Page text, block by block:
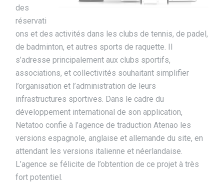
des
réservati
ons et des activités dans les clubs de tennis, de padel,
de badminton, et autres sports de raquette. Il
s’adresse principalement aux clubs sportifs,
associations, et collectivités souhaitant simplifier
l’organisation et l’administration de leurs
infrastructures sportives. Dans le cadre du
développement international de son application,
Netatoo confie à l’agence de traduction Atenao les
versions espagnole, anglaise et allemande du site, en
attendant les versions italienne et néerlandaise.
L’agence se félicite de l’obtention de ce projet à très
fort potentiel.